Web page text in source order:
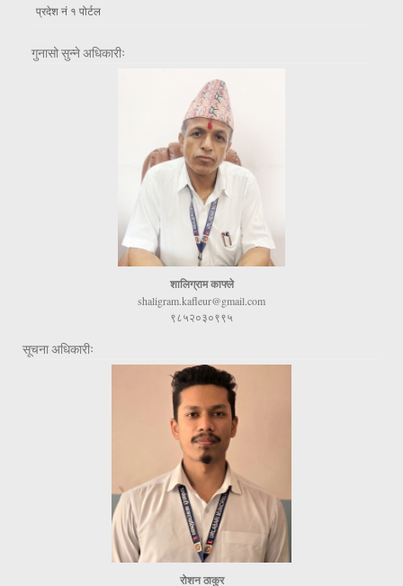
प्रदेश नं १ पोर्टल
गुनासो सुन्ने अधिकारीः
शालिग्राम काफ्ले
shaligram.kafleur@gmail.com
९८५२०३०९९५
सूचना अधिकारीः
रोशन ठाकुर